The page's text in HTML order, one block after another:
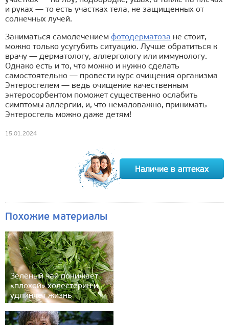
и руках — то есть участках тела, не защищенных от
солнечных лучей.
Заниматься самолечением фотодерматоза не стоит,
можно только усугубить ситуацию. Лучше обратиться к
врачу — дерматологу, аллергологу или иммунологу.
Однако есть и то, что можно и нужно сделать
самостоятельно — провести курс очищения организма
Энтеросгелем — ведь очищение качественным
энтеросорбентом поможет существенно ослабить
симптомы аллергии, и, что немаловажно, принимать
Энтеросгель можно даже детям!
15.01.2024
Похожие материалы
Зелёный чай понижает
«плохой» холестерин и
удлиняет жизнь